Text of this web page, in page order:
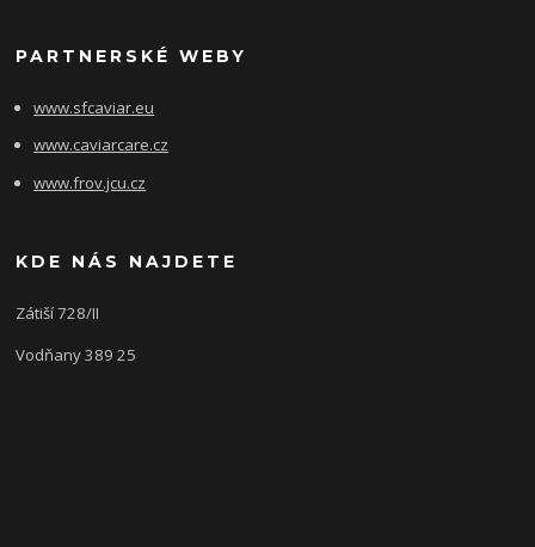
PARTNERSKÉ WEBY
www.sfcaviar.eu
www.caviarcare.cz
www.frov.jcu.cz
KDE NÁS NAJDETE
Zátiší 728/II
Vodňany 389 25